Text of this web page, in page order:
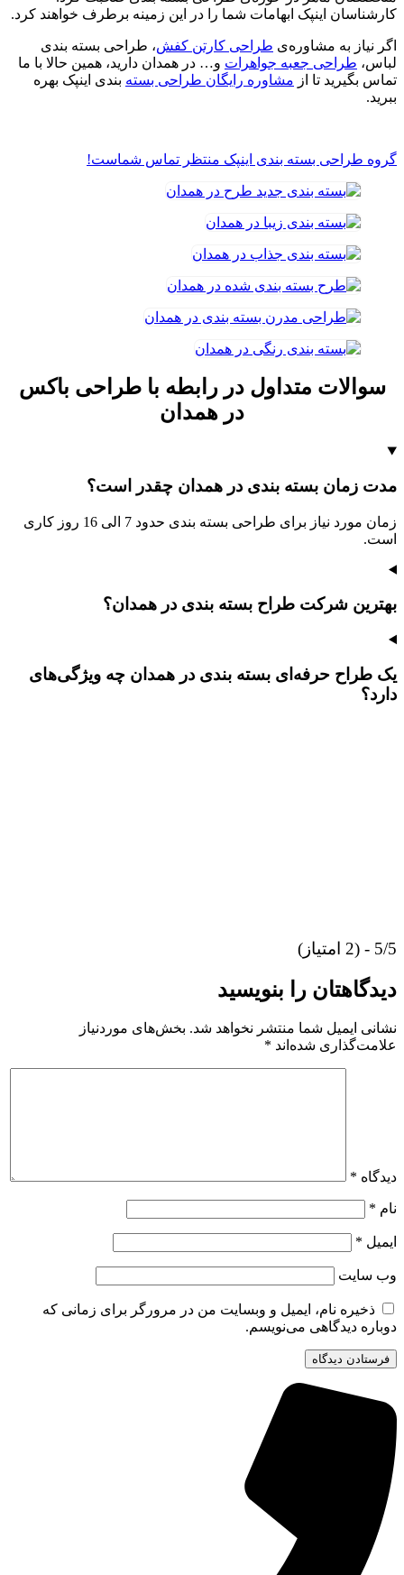
کارشناسان اینپک ابهامات شما را در این زمینه برطرف خواهند کرد.
اگر نیاز به مشاوره‌ی طراحی کارتن کفش، طراحی بسته بندی
لباس، طراحی جعبه جواهرات و… در همدان دارید، همین حالا با ما
تماس بگیرید تا از مشاوره رایگان طراحی بسته بندی اینپک بهره
ببرید.
گروه طراحی بسته بندی اینپک منتظر تماس شماست!
سوالات متداول در رابطه با طراحی باکس
در همدان
مدت زمان بسته بندی در همدان چقدر است؟
زمان مورد نیاز برای طراحی بسته بندی حدود 7 الی 16 روز کاری
است.
بهترین شرکت طراح بسته بندی در همدان؟
یک طراح حرفه‌ای بسته بندی در همدان چه ویژگی‌های
دارد؟
5/5 - (2 امتیاز)
دیدگاهتان را بنویسید
نشانی ایمیل شما منتشر نخواهد شد. بخش‌های موردنیاز
علامت‌گذاری شده‌اند *
دیدگاه *
نام *
ایمیل *
وب‌ سایت
ذخیره نام، ایمیل و وبسایت من در مرورگر برای زمانی که
دوباره دیدگاهی می‌نویسم.